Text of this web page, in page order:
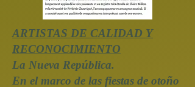
ARTISTAS DE CALIDAD Y
RECONOCIMIENTO
La Nueva República.
En el marco de las fiestas de otoño